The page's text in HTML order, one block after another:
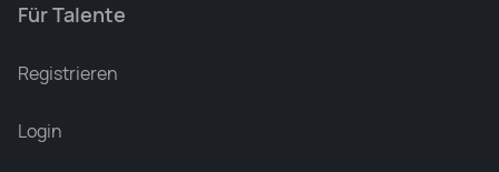
Für Talente
Registrieren
Login